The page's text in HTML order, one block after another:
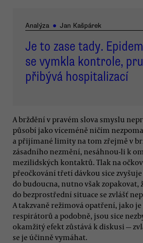
Analýza ● Jan Kašpárek
Je to zase tady.
se vymkla kontrole,
přibývá hospitalizací
A brždění v pravém slova smyslu
působí jako víceméně ničím
a přijímané limity na tom zřejmě v
zásadního nezmění, nesáhnou-li k
mezilidských kontaktů. Tlak na
přeočkování třetí dávkou sice zvyšuje
do budoucna, nutno však zopakovat,
do bezprostřední situace se zvlášť
A takzvaně režimová opatření, jako
respirátorů a podobně, jsou sice
okamžitý efekt zůstává k diskusi —
se je účinně vymáhat.